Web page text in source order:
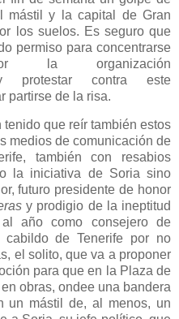
mástil y la capital de Gran
los suelos. Es seguro que
permiso para concentrarse
la organización
y protestar contra este
partirse de la risa.
que reír también estos
medios de comunicación de
también con resabios
la iniciativa de Soria sino
futuro presidente de honor
y prodigio de la ineptitud
año como consejero de
cabildo de Tenerife por no
el solito, que va a proponer
para que en la Plazade
obras, ondee una bandera
un mástil de, al menos, un